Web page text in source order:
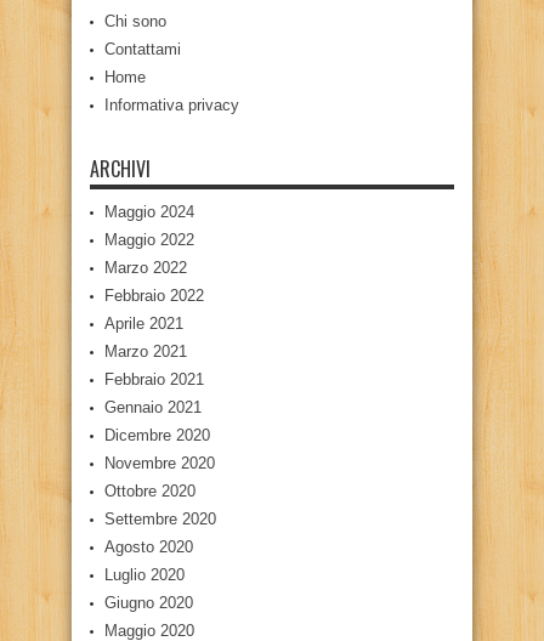
Chi sono
Contattami
Home
Informativa privacy
ARCHIVI
Maggio 2024
Maggio 2022
Marzo 2022
Febbraio 2022
Aprile 2021
Marzo 2021
Febbraio 2021
Gennaio 2021
Dicembre 2020
Novembre 2020
Ottobre 2020
Settembre 2020
Agosto 2020
Luglio 2020
Giugno 2020
Maggio 2020